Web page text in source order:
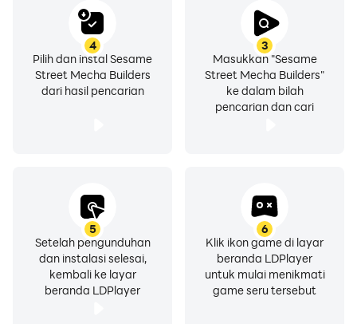
3
Masukkan "Sesame
Street Mecha Builders"
ke dalam bilah
pencarian dan cari
4
Pilih dan instal Sesame
Street Mecha Builders
dari hasil pencarian
5
Setelah pengunduhan
dan instalasi selesai,
kembali ke layar
beranda LDPlayer
6
Klik ikon game di layar
beranda LDPlayer
untuk mulai menikmati
game seru tersebut